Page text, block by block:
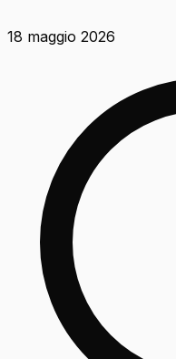
18 maggio 2026